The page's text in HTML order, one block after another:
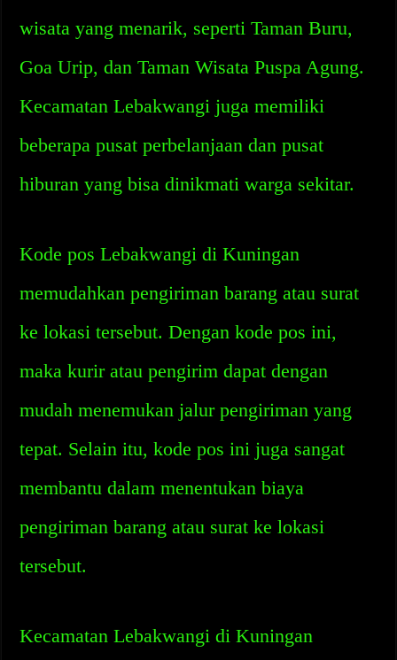
wisata yang menarik, seperti Taman Buru,
Goa Urip, dan Taman Wisata Puspa Agung.
Kecamatan Lebakwangi juga memiliki
beberapa pusat perbelanjaan dan pusat
hiburan yang bisa dinikmati warga sekitar.
Kode pos Lebakwangi di Kuningan
memudahkan pengiriman barang atau surat
ke lokasi tersebut. Dengan kode pos ini,
maka kurir atau pengirim dapat dengan
mudah menemukan jalur pengiriman yang
tepat. Selain itu, kode pos ini juga sangat
membantu dalam menentukan biaya
pengiriman barang atau surat ke lokasi
tersebut.
Kecamatan Lebakwangi di Kuningan